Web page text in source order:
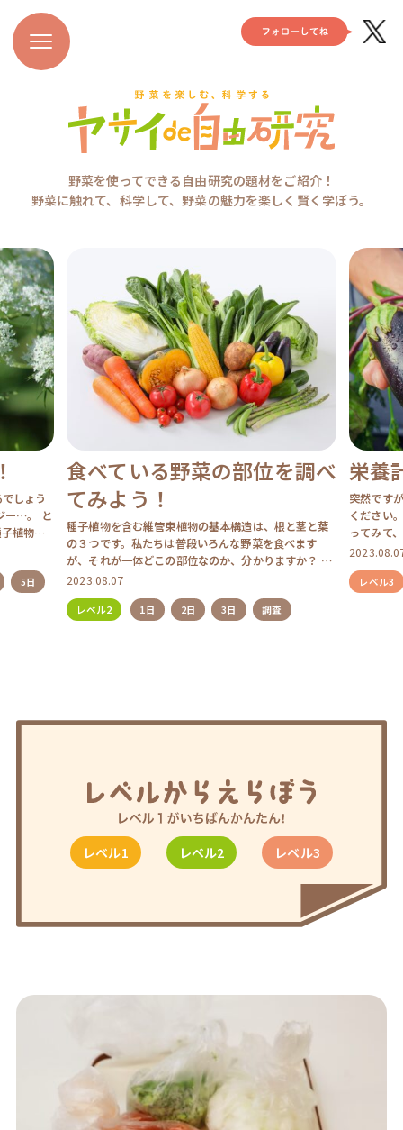
野菜を使ってできる自由研究の題材をご紹介！
野菜に触れて、科学して、野菜の魅力を楽しく賢く学ぼう。
調べ
と茎と葉
べます
、実はち
栄養計算をしてみよう！
突然ですが、昨日の晩御飯の献立を、思い出してみて
ってみて、いかがでしょうか。 足りているのか、足り
ていないのか…、もしかしたら、ピンと来ない方も多
いかもしれません。 栄養 […]
2023.08.07
レベル3
野
で
し
野菜に
てくれ
トを描
レベル1 レベル2 レベル3